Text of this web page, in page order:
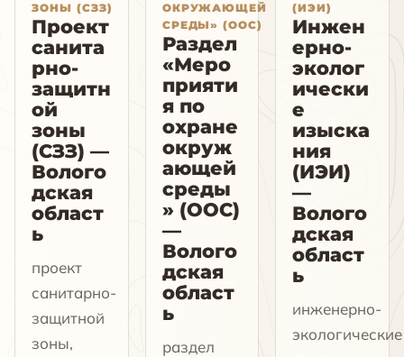
ЗОНЫ (СЗЗ)
Проект
санита
рно-
защитн
ой
зоны
(СЗЗ) —
Волого
дская
област
ь
проект
санитарно-
защитной
зоны,
ОКРУЖАЮЩЕЙ
СРЕДЫ» (ООС)
Раздел
«Меро
прияти
я по
охране
окруж
ающей
среды
» (ООС)
—
Волого
дская
област
ь
раздел
(ИЭИ)
Инжен
ерно-
эколог
ически
е
изыска
ния
(ИЭИ)
—
Волого
дская
област
ь
инженерно-
экологические